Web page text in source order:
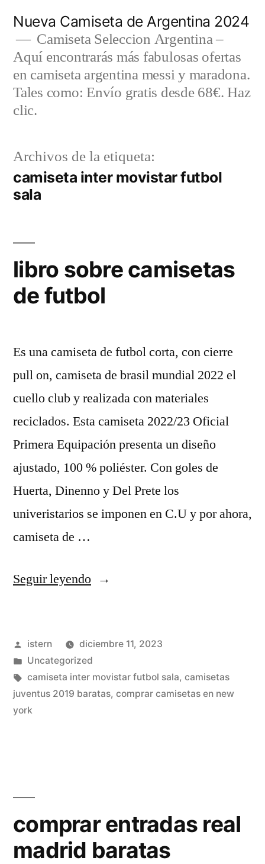
contenido
Nueva Camiseta de Argentina 2024
Camiseta Seleccion Argentina –
Aquí encontrarás más fabulosas ofertas
en camiseta argentina messi y maradona.
Tales como: Envío gratis desde 68€. Haz
clic.
Archivos de la etiqueta:
camiseta inter movistar futbol
sala
libro sobre camisetas
de futbol
Es una camiseta de futbol corta, con cierre
pull on, camiseta de brasil mundial 2022 el
cuello club y realizada con materiales
reciclados. Esta camiseta 2022/23 Oficial
Primera Equipación presenta un diseño
ajustado, 100 % poliéster. Con goles de
Huerta, Dinenno y Del Prete los
univeristarios se imponen en C.U y por ahora,
camiseta de …
Seguir leyendo«libro
de
futbol»
Publicado
por
istern
diciembre 11, 2023
Publicado
en
Uncategorized
Etiquetas:
camiseta inter movistar futbol sala, camisetas
juventus 2019 baratas, comprar camisetas en new
york
comprar entradas real
madrid baratas